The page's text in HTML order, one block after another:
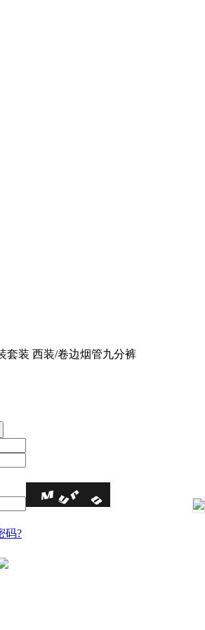
套装 西装/卷边烟管九分裤
码?